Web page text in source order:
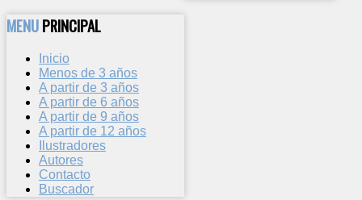
MENUPRINCIPAL
Inicio
Menos de 3 años
A partir de 3 años
A partir de 6 años
A partir de 9 años
A partir de 12 años
Ilustradores
Autores
Contacto
Buscador